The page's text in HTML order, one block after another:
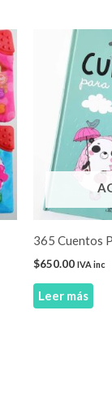
365 Cuentos
$650.00 IVA inc
Leer más